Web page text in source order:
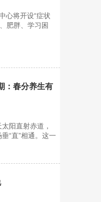
心将开设“症状
肥胖、学习困
：春分养生有
阳直射赤道，
“直”相通。这一